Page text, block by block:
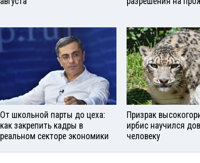
От школьной парты до цеха:
как закрепить кадры в
реальном секторе экономики
Призрак
ирбис научился
человеку